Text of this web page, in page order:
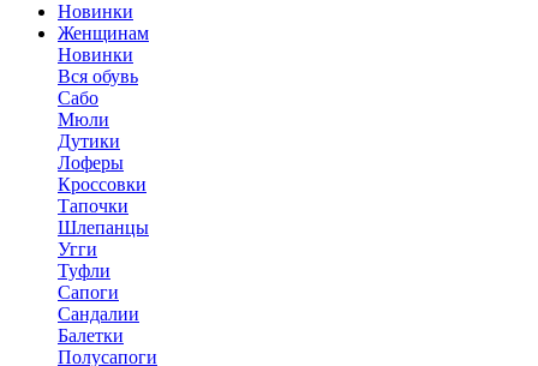
Новинки
Женщинам
Новинки
Вся обувь
Сабо
Мюли
Дутики
Лоферы
Кроссовки
Тапочки
Шлепанцы
Угги
Туфли
Сапоги
Сандалии
Балетки
Полусапоги